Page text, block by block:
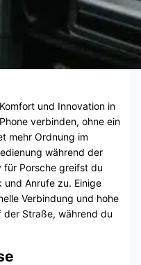
und Innovation in
verbinden, ohne ein
mehr Ordnung im
während der
für Porsche greifst du
Anrufe zu. Einige
Verbindung und hohe
der Straße, während du